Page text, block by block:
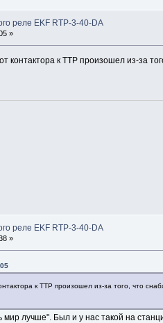
реле EKF RTP-3-40-DA
»
контактора к ТТР произошел из-за
реле EKF RTP-3-40-DA
»
к ТТР произошел из-за того, что
лучше". Был и у нас такой на